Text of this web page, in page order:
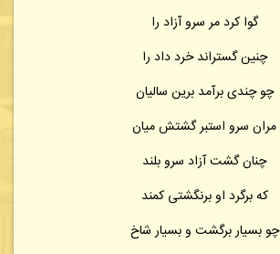
گوا کرد مر سرو آزاد را
چنین گستراند خرد داد را
چو چندی برآمد برین سالیان
مران سرو استبر گشتش میان
چنان گشت آزاد سرو بلند
که برگرد او برنگشتی کمند
چو بسیار برگشت و بسیار شاخ